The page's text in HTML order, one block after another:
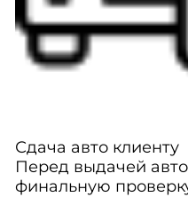
Сдача авто клиенту
Перед выдачей
финальную